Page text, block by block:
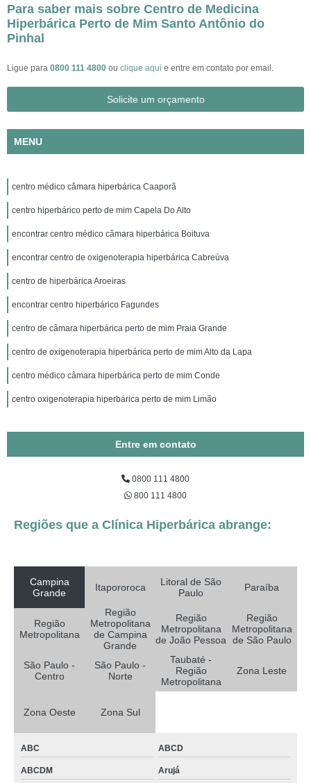
Para saber mais sobre Centro de Medicina
Hiperbárica Perto de Mim Santo Antônio do
Pinhal
Ligue para 0800 111 4800 ou clique aqui e entre em contato por email.
Solicite um orçamento
MENU
centro médico câmara hiperbárica Caaporã
centro hiperbárico perto de mim Capela Do Alto
encontrar centro médico câmara hiperbárica Boituva
encontrar centro de oxigenoterapia hiperbárica Cabreúva
centro de hiperbárica Aroeiras
encontrar centro hiperbárico Fagundes
centro de câmara hiperbárica perto de mim Praia Grande
centro de oxigenoterapia hiperbárica perto de mim Alto da Lapa
centro médico câmara hiperbárica perto de mim Conde
centro oxigenoterapia hiperbárica perto de mim Limão
Entre em contato
0800 111 4800
800 111 4800
Regiões que a Clínica Hiperbárica abrange:
Campina
Grande
Itapororoca
Litoral de São
Paulo
Paraíba
Região
Metropolitana
Região
Metropolitana
de Campina
Grande
Região
Metropolitana
de João Pessoa
Região
Metropolitana
de São Paulo
São Paulo -
Centro
São Paulo -
Norte
Taubaté -
Região
Metropolitana
Zona Leste
Zona Oeste Zona Sul
ABC ABCD
ABCDM Arujá